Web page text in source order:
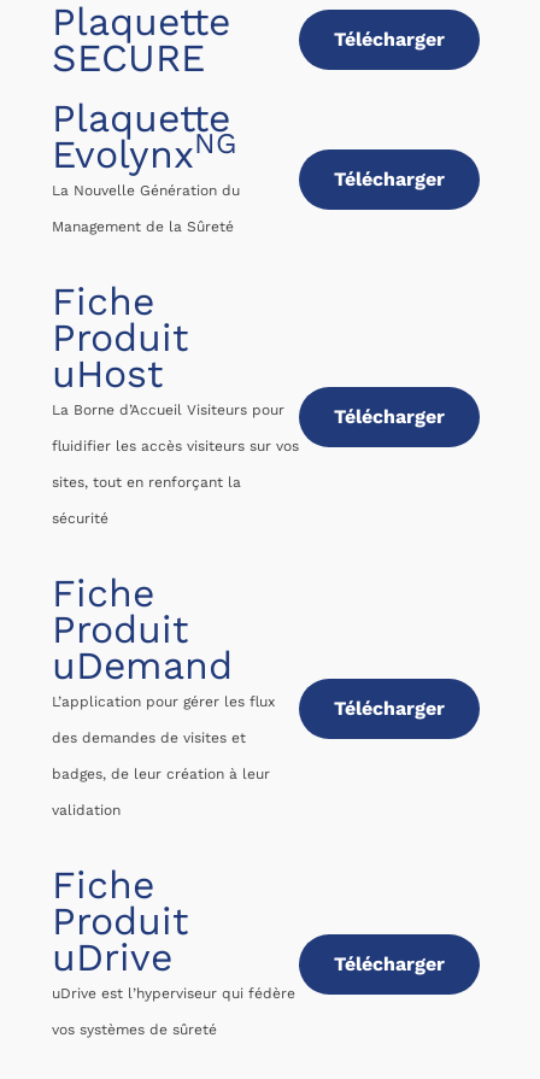
Plaquette
SECURE Télécharger
Plaquette
EvolynxNG
La Nouvelle Génération du
Management de la Sûreté
Télécharger
Fiche
Produit
uHost
La Borne d’Accueil Visiteurs pour
fluidifier les accès visiteurs sur vos
sites, tout en renforçant la
sécurité
Télécharger
Fiche
Produit
uDemand
L’application pour gérer les flux
des demandes de visites et
badges, de leur création à leur
validation
Télécharger
Fiche
Produit
uDrive
uDrive est l’hyperviseur qui fédère
vos systèmes de sûreté
Télécharger